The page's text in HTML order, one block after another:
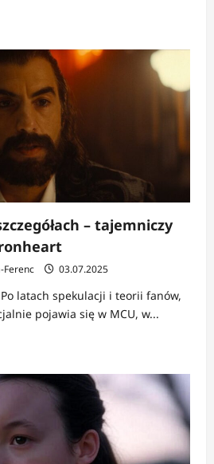
– tajemniczy
Ferenc 03.07.2025
Po latach spekulacji i teorii fanów,
pojawia się w MCU, w...